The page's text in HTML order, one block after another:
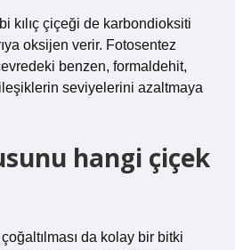
kılıç çiçeği de karbondioksiti
oksijen verir. Fotosentez
benzen, formaldehit,
seviyelerini azaltmaya
hangi çiçek
da kolay bir bitki